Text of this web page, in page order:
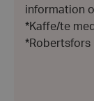
information
*Kaffe/te
*Robertsfors